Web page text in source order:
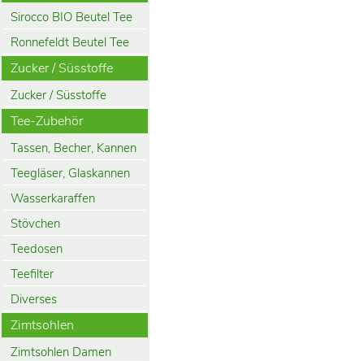
Sirocco BIO Beutel Tee
Ronnefeldt Beutel Tee
Zucker / Süsstoffe
Zucker / Süsstoffe
Tee-Zubehör
Tassen, Becher, Kannen
Teegläser, Glaskannen
Wasserkaraffen
Stövchen
Teedosen
Teefilter
Diverses
Zimtsohlen
Zimtsohlen Damen